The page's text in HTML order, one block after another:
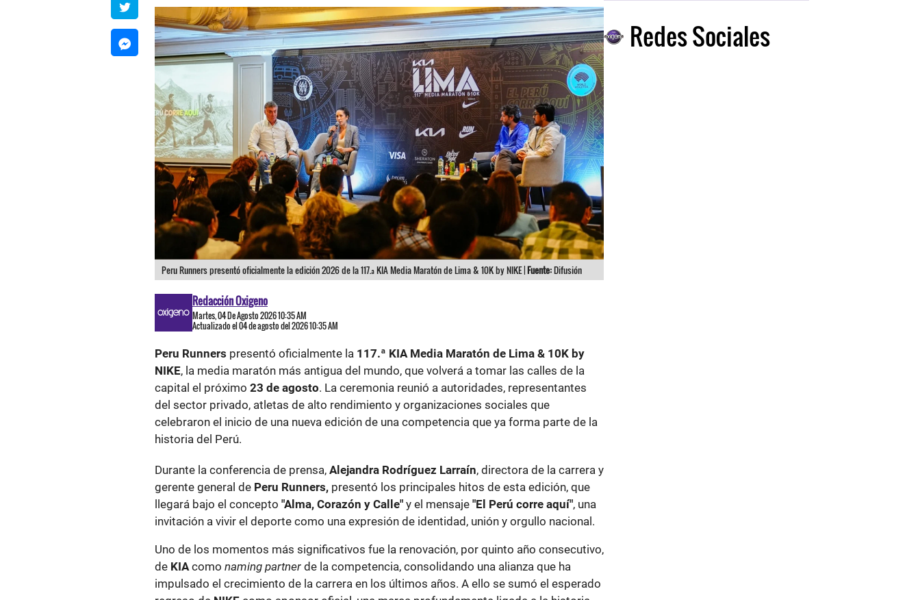
Peru Runners presentó oficialmente la edición 2026 de la 117.ª KIA Media Maratón de Lima & 10K by NIKE |Fuente:Difusión
Redacción Oxigeno
Martes, 04 De Agosto 2026 10:35 AM
Actualizado el 04 de agosto del 2026 10:35 AM
Peru Runners presentó oficialmente la 117.ª KIA Media Maratón de Lima & 10K by
NIKE, la media maratón más antigua del mundo, que volverá a tomar las calles de la
capital el próximo 23 de agosto. La ceremonia reunió a autoridades, representantes
del sector privado, atletas de alto rendimiento y organizaciones sociales que
celebraron el inicio de una nueva edición de una competencia que ya forma parte de la
historia del Perú.
Durante la conferencia de prensa, Alejandra Rodríguez Larraín, directora de la carrera y
gerente general de Peru Runners, presentó los principales hitos de esta edición, que
llegará bajo el concepto "Alma, Corazón y Calle" y el mensaje "El Perú corre aquí", una
invitación a vivir el deporte como una expresión de identidad, unión y orgullo nacional.
Uno de los momentos más significativos fue la renovación, por quinto año consecutivo,
de KIAcomo naming partner de la competencia, consolidando una alianza que ha
impulsado el crecimiento de la carrera en los últimos años. A ello se sumó el esperado
Redes Sociales